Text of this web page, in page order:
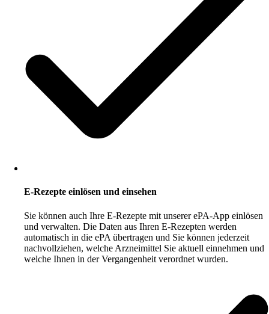
E-Rezepte einlösen und einsehen
Sie können auch Ihre E-Rezepte mit unserer ePA-App einlösen
und verwalten. Die Daten aus Ihren E-Rezepten werden
automatisch in die ePA übertragen und Sie können jederzeit
nachvollziehen, welche Arzneimittel Sie aktuell einnehmen und
welche Ihnen in der Vergangenheit verordnet wurden.